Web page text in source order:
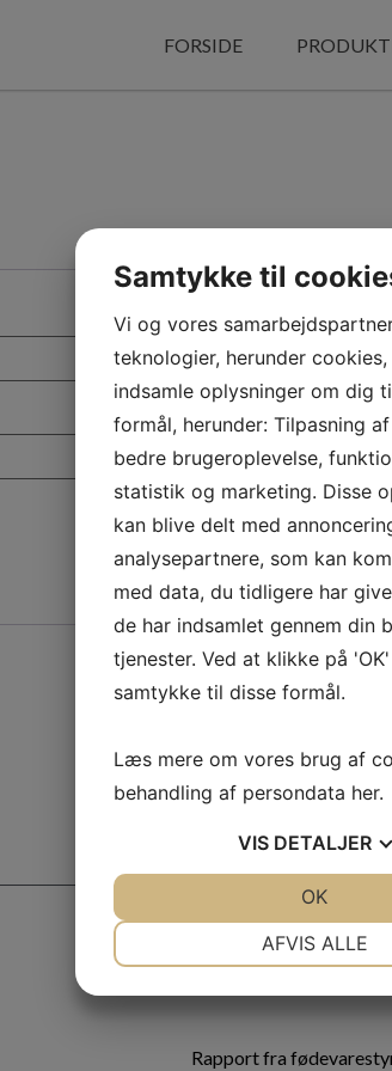
FORSIDE
Rapport fra
Samtykke til
Vi og vores
teknologier, herunder
indsamle oplysninger om dig
formål, herunder: Tilpasning
bedre brugeroplevelse,
statistik og marketing. Disse
kan blive delt med
analysepartnere, som kan
med data, du tidligere har
de har indsamlet gennem din
tjenester. Ved at klikke på
samtykke til disse formål.
Læs mere om vores brug af
behandling af persondata her.
VIS DETALJER
AFVIS ALLE
OK